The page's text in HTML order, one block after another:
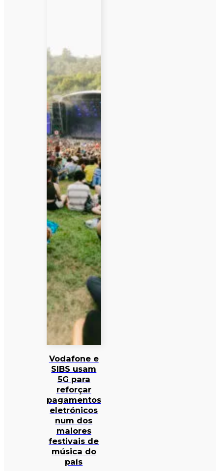
Vodafone e
SIBS usam
5G para
reforçar
pagamentos
eletrónicos
num dos
maiores
festivais de
música do
país